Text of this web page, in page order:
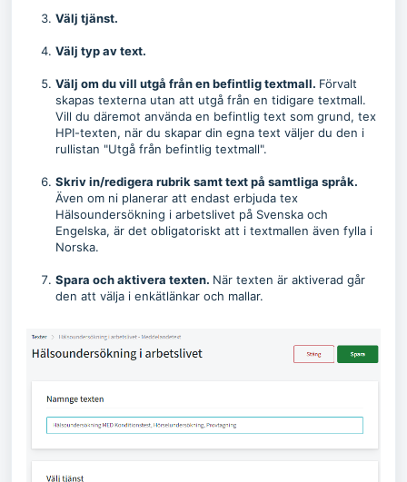
Välj tjänst.
Välj typ av text.
Välj om du vill utgå från en befintlig textmall. Förvalt
skapas texterna utan att utgå från en tidigare textmall.
Vill du däremot använda en befintlig text som grund, tex
HPI-texten, när du skapar din egna text väljer du den i
rullistan "Utgå från befintlig textmall".
Skriv in/redigera rubrik samt text på samtliga språk.
Även om ni planerar att endast erbjuda tex
Hälsoundersökning i arbetslivet på Svenska och
Engelska, är det obligatoriskt att i textmallen även fylla i
Norska.
Spara och aktivera texten. När texten är aktiverad går
den att välja i enkätlänkar och mallar.